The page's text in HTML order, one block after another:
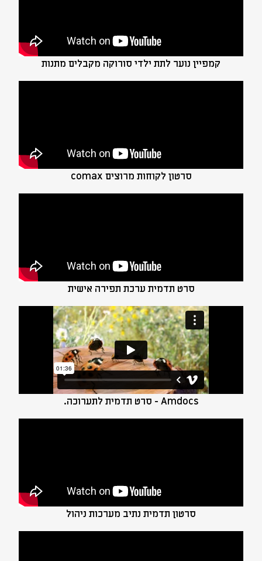
קמפיין נוער לתת ילדי סורוקה מקבלים מתנות
סרטון לקוחות מרוצים comax
סרט תדמית ערכת תפירה אישית
Amdocs - סרט תדמית לתערוכה.
סרטון תדמית נתיב מערכות ניהול